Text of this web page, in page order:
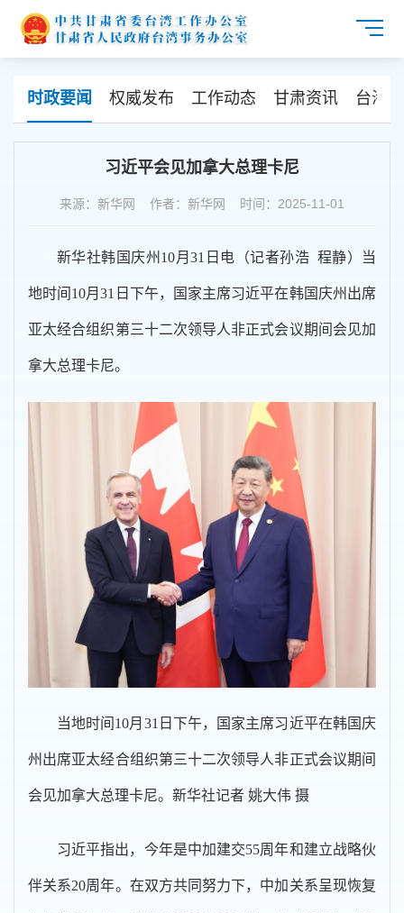
时政要闻 权威发布 工作动态 甘肃资讯 台海
习近平会见加拿大总理卡尼
来源：新华网 作者：新华网 时间：2025-11-01
新华社韩国庆州10月31日电（记者孙浩 程静）当
地时间10月31日下午，国家主席习近平在韩国庆州出席
亚太经合组织第三十二次领导人非正式会议期间会见加
拿大总理卡尼。
当地时间10月31日下午，国家主席习近平在韩国庆
州出席亚太经合组织第三十二次领导人非正式会议期间
会见加拿大总理卡尼。新华社记者 姚大伟 摄
习近平指出，今年是中加建交55周年和建立战略伙
伴关系20周年。在双方共同努力下，中加关系呈现恢复